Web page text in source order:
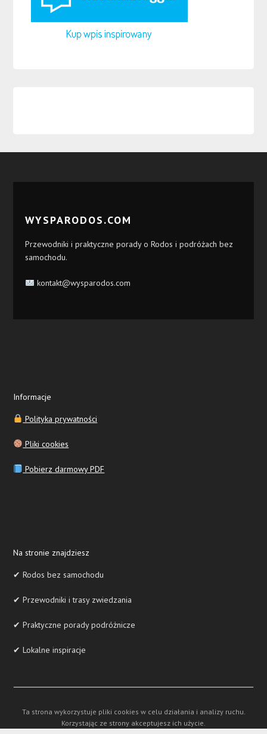
WYSPARODOS.COM
Przewodniki i praktyczne porady o Rodos i podróżach bez
samochodu.
kontakt@wysparodos.com
Informacje
Polityka prywatności
Pliki cookies
Pobierz darmowy PDF
Na stronie znajdziesz
✔ Rodos bez samochodu
✔ Przewodniki i trasy zwiedzania
✔ Praktyczne porady podróżnicze
✔ Lokalne inspiracje
Ta strona wykorzystuje pliki cookies w celu działania i analizy ruchu.
Korzystając ze strony akceptujesz ich użycie.